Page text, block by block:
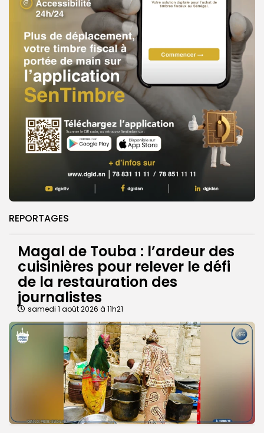
REPORTAGES
Magal de Touba : l’ardeur des
cuisinières pour relever le défi
de la restauration des
journalistes
samedi 1 août 2026 à 11h21